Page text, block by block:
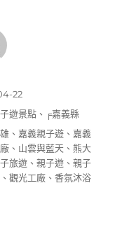
22
遊景點 、 ╒嘉義縣
、 嘉義親子遊 、 嘉義
、 山雲與藍天 、 熊大
旅遊 、親子遊 、親子
、觀光工廠 、香氛沐浴